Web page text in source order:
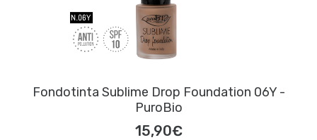
Fondotinta Sublime Drop Foundation 06Y -
PuroBio
15,90€